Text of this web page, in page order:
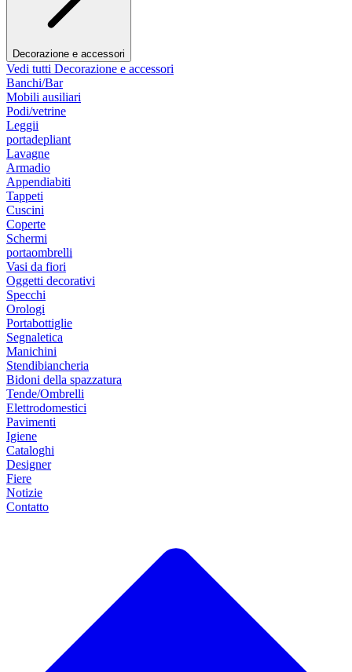
Decorazione e accessori
Vedi tutti Decorazione e accessori
Banchi/Bar
Mobili ausiliari
Podi/vetrine
Leggii
portadepliant
Lavagne
Armadio
Appendiabiti
Tappeti
Cuscini
Coperte
Schermi
portaombrelli
Vasi da fiori
Oggetti decorativi
Specchi
Orologi
Portabottiglie
Segnaletica
Manichini
Stendibiancheria
Bidoni della spazzatura
Tende/Ombrelli
Elettrodomestici
Pavimenti
Igiene
Cataloghi
Designer
Fiere
Notizie
Contatto